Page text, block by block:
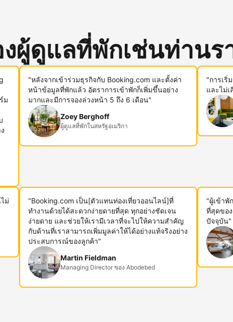
ผู้ดูแลที่พักเช่นท่านร
ม
"หลังจากเข้าร่วมธุรกิจกับ Booking.com และตั้งค่า
หน้าข้อมูลที่พักแล้ว อัตราการเข้าพักก็เพิ่มขึ้นอย่าง
มากและมีการจองล่วงหน้า 5 ถึง 6 เดือน"
Zoey Berghoff
ผู้ดูแลที่พักในสหรัฐอเมริกา
"การเริ่
และไม่เ
ม่
"Booking.com เป็น[ตัวแทนท่องเที่ยวออนไลน์]ที่
ทำงานด้วยได้สะดวกง่ายดายที่สุด ทุกอย่างชัดเจน
ง่ายดาย และช่วยให้เรามีเวลาที่จะไปให้ความสำคัญ
กับด้านที่เราสามารถเพิ่มมูลค่าให้ได้อย่างแท้จริงอย่าง
ประสบการณ์ของลูกค้า"
Martin Fieldman
Managing Director ของ Abodebed
"ผู้เข้าพั
ที่สุดของ
ปัจจุบัน"